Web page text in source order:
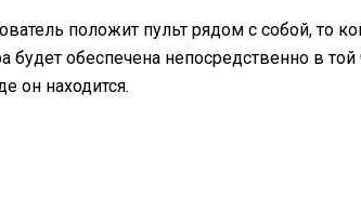
положит пульт рядом с собой, то
будет обеспечена непосредственно в той
он находится.